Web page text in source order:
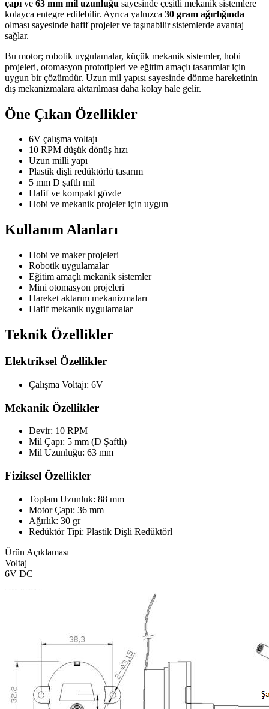
çapı ve 63 mm mil uzunluğu sayesinde çeşitli mekanik sistemlere
kolayca entegre edilebilir. Ayrıca yalnızca 30 gram ağırlığında
olması sayesinde hafif projeler ve taşınabilir sistemlerde avantaj
sağlar.
Bu motor; robotik uygulamalar, küçük mekanik sistemler, hobi
projeleri, otomasyon prototipleri ve eğitim amaçlı tasarımlar için
uygun bir çözümdür. Uzun mil yapısı sayesinde dönme hareketinin
dış mekanizmalara aktarılması daha kolay hale gelir.
Öne Çıkan Özellikler
6V çalışma voltajı
10 RPM düşük dönüş hızı
Uzun milli yapı
Plastik dişli redüktörlü tasarım
5 mm D şaftlı mil
Hafif ve kompakt gövde
Hobi ve mekanik projeler için uygun
Kullanım Alanları
Hobi ve maker projeleri
Robotik uygulamalar
Eğitim amaçlı mekanik sistemler
Mini otomasyon projeleri
Hareket aktarım mekanizmaları
Hafif mekanik uygulamalar
Teknik Özellikler
Elektriksel Özellikler
Çalışma Voltajı: 6V
Mekanik Özellikler
Devir: 10 RPM
Mil Çapı: 5 mm (D Şaftlı)
Mil Uzunluğu: 63 mm
Fiziksel Özellikler
Toplam Uzunluk: 88 mm
Motor Çapı: 36 mm
Ağırlık: 30 gr
Redüktör Tipi: Plastik Dişli Redüktörl
Ürün Açıklaması
Voltaj
6V DC